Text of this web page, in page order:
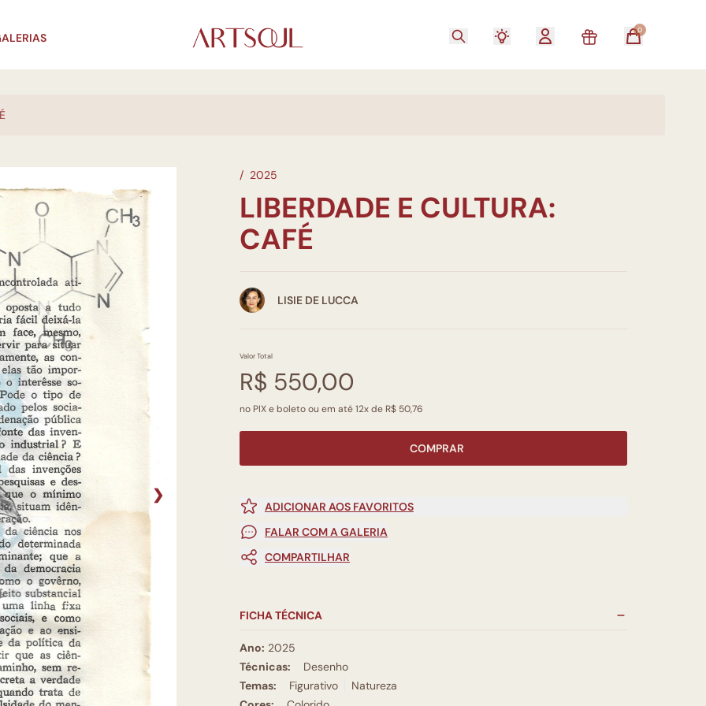
0
❯
/ 2025
LIBERDADE E CULTURA:
CAFÉ
LISIE DE LUCCA
Valor Total
R$ 550,00
no PIX e boleto ou em até 12x de R$ 50,76
COMPRAR
ADICIONAR AOS FAVORITOS
FALAR COM A GALERIA
COMPARTILHAR
FICHA TÉCNICA
Ano: 2025
Técnicas:
Desenho
Temas:
Figurativo
Natureza